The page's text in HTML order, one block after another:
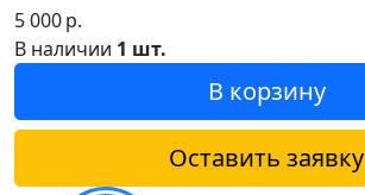
5 000р.
В наличии 1 шт.
В корзину
Оставить заявку